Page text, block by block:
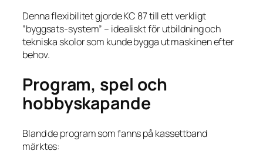
Denna flexibilitet gjorde KC 87 till ett verkligt
”byggsats-system” – idealiskt för utbildning och
tekniska skolor som kunde bygga ut maskinen efter
behov.
Program, spel och
hobbyskapande
Bland de program som fanns på kassettband
märktes: